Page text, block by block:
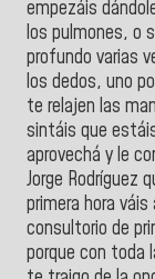
empezáis
los pulmones, o
profundo varias
los dedos, uno
te relajen las
sintáis que
aprovechá y le
Jorge Rodríguez
primera hora
consultorio de
porque con toda